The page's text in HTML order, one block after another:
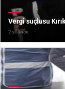
Vergi suçlusu
2 yıl önce